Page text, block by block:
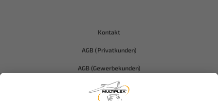
Kontakt
AGB (Privatkunden)
AGB (Gewerbekunden)
Datenschutz